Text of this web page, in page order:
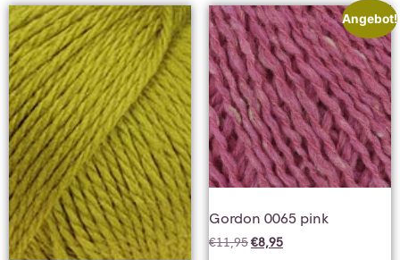
Angebot!
Gordon 0065 pink
€11,95€8,95